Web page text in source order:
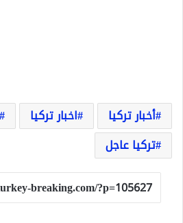
أخبار تركيا اخبار تركيا
تركيا عاجل